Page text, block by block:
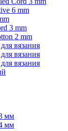
6 mm
3 mm
2 mm
вязания
вязания
вязания
мм
мм